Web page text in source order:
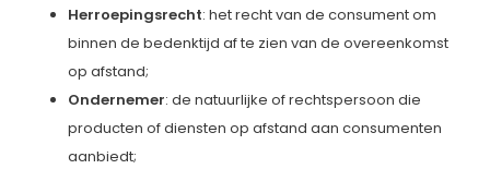
Herroepingsrecht: het recht van de consument om
binnen de bedenktijd af te zien van de overeenkomst
op afstand;
Ondernemer: de natuurlijke of rechtspersoon die
producten of diensten op afstand aan consumenten
aanbiedt;